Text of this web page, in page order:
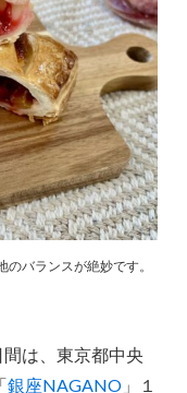
バランスが絶妙です。
は、東京都中央
銀座NAGANO 」１